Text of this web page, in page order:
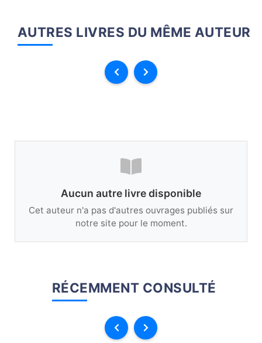
AUTRES LIVRES DU MÊME AUTEUR
Aucun autre livre disponible
Cet auteur n'a pas d'autres ouvrages publiés sur
notre site pour le moment.
RÉCEMMENT CONSULTÉ